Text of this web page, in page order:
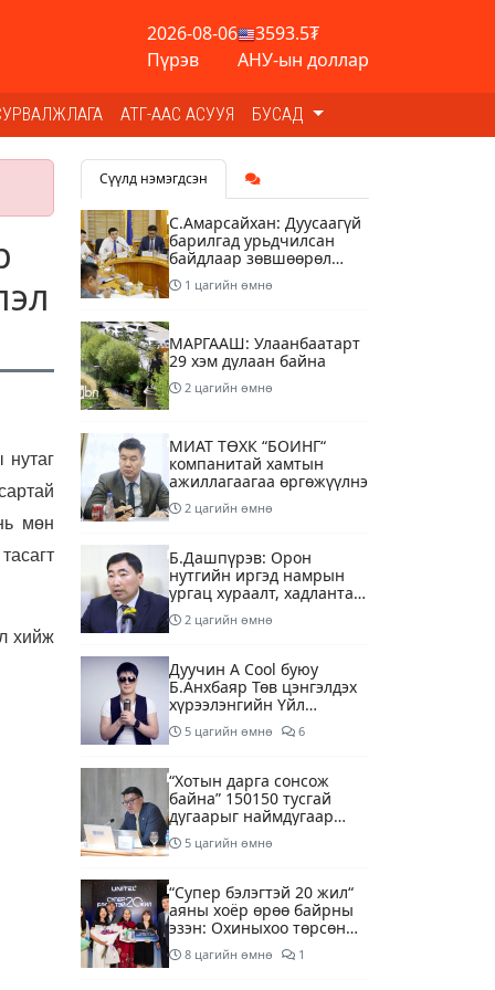
2026-08-06
Пүрэв
3593.5₮
АНУ-ын доллар
АТГ-ААС АСУУЯ БУСАД
нутаг
мөн
хийж
Сүүлд нэмэгдсэн
С.Амарсайхан: Дуусаагүй
барилгад урьдчилсан
байдлаар зөвшөөрөл
гэрчилгээ олгохгүй
байхаар зохион
1 цагийн өмнө
МАРГААШ: Улаанбаатарт
29 хэм дулаан байна
2 цагийн өмнө
МИАТ ТӨХК “БОИНГ“
компанитай хамтын
ажиллагаагаа өргөжүүлнэ
2 цагийн өмнө
Б.Дашпүрэв: Орон
нутгийн иргэд намрын
ургац хураалт, хадлантай
холбоотой ШТС-уудаар
зөөврийн саваар
2 цагийн өмнө
Дуучин A Cool буюу
Б.Анхбаяр Төв цэнгэлдэх
хүрээлэнгийн Үйл
ажиллагаа, олон нийтийн
тоглолт хариуцсан
5 цагийн өмнө 6
“Хотын дарга сонсож
байна” 150150 тусгай
дугаарыг наймдугаар
сарын 14-нөөс
ажиллуулж эхэлнэ
5 цагийн өмнө
“Супер бэлэгтэй 20 жил“
аяны хоёр өрөө байрны
эзэн: Охиныхоо төрсөн
өдрөөр байртай болно
гэдэг хамгийн том аз
8 цагийн өмнө 1